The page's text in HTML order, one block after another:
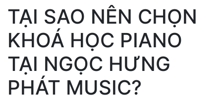
TẠI SAO NÊN CHỌN
KHOÁ HỌC PIANO
TẠI NGỌC HƯNG
PHÁT MUSIC?